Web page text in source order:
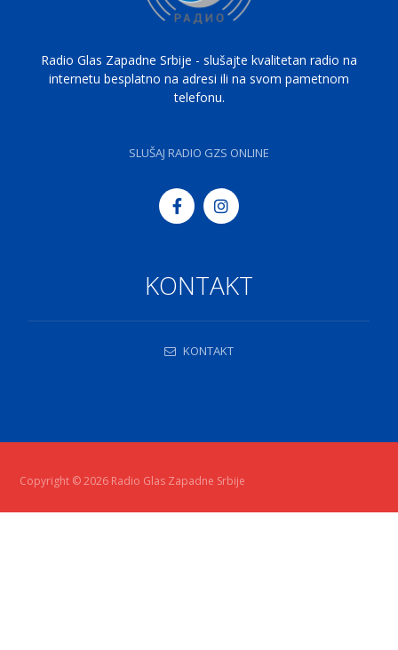
Radio Glas Zapadne Srbije - slušajte kvalitetan radio na
internetu besplatno na adresi ili na svom pametnom
telefonu.
SLUŠAJ RADIO GZS ONLINE
KONTAKT
KONTAKT
Copyright © 2026 Radio Glas Zapadne Srbije